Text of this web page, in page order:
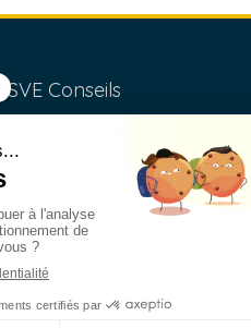
SVE Conseils
indépendant